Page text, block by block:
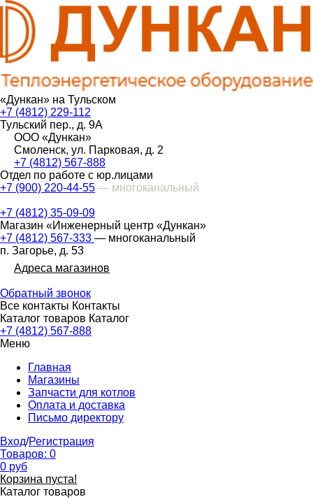
«Дункан» на Тульском
+7 (4812) 229-112
Тульский пер., д. 9А
ООО «Дункан»
Смоленск, ул. Парковая, д. 2
+7 (4812) 567-888
Отдел по работе с юр.лицами
+7 (900) 220-44-55 — многоканальный
+7 (4812) 35-09-09
Магазин «Инженерный центр «Дункан»
+7 (4812) 567-333 — многоканальный
п. Загорье, д. 53
Адреса магазинов
Обратный звонок
Все контакты Контакты
Каталог товаров Каталог
+7 (4812) 567-888
Меню
Главная
Магазины
Запчасти для котлов
Оплата и доставка
Письмо директору
Вход/Регистрация
Товаров: 0
0 руб
Корзина пуста!
Каталог товаров